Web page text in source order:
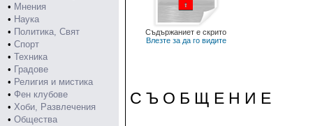
• Мнения
• Наука
• Политика, Свят
• Спорт
• Техника
• Градове
• Религия и мистика
• Фен клубове
• Хоби, Развлечения
• Общества
Съдържаниет е скрито
Влезте за да го видите
С Ъ О Б Щ Е Н И Е